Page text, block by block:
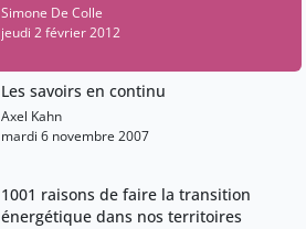
Simone De Colle
jeudi 2 février 2012
Les savoirs en continu
Axel Kahn
mardi 6 novembre 2007
1001 raisons de faire la transition
énergétique dans nos territoires